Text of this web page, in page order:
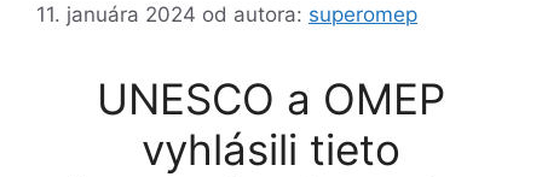
11. januára 2024 od autora: superomep
UNESCO a OMEP
vyhlásili tieto